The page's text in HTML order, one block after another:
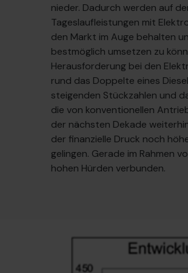
nieder. Dadurch werden auf
Tageslaufleistungen mit
den Markt im Auge behalten
bestmöglich umsetzen zu
Herausforderung bei den
rund das Doppelte eines
steigenden Stückzahlen und
die von konventionellen
der nächsten Dekade
der finanzielle Druck noch
gelingen. Gerade im Rahmen
hohen Hürden verbunden.